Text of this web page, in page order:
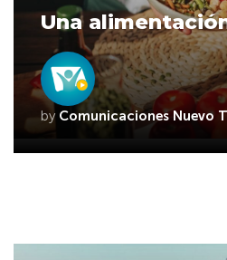
Una
by Comunicaciones Nuevo